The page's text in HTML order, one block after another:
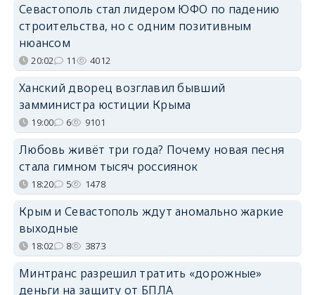
Севастополь стал лидером ЮФО по падению
строительства, но с одним позитивным
нюансом
20:02 11 4012
Ханский дворец возглавил бывший
замминистра юстиции Крыма
19:00 6 9101
Любовь живёт три года? Почему новая песня
стала гимном тысяч россиянок
18:20 5 1478
Крым и Севастополь ждут аномально жаркие
выходные
18:02 8 3873
Минтранс разрешил тратить «дорожные»
деньги на защиту от БПЛА